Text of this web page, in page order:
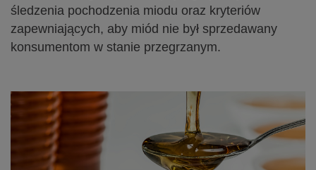
śledzenia pochodzenia miodu oraz kryteriów
zapewniających, aby miód nie był sprzedawany
konsumentom w stanie przegrzanym.